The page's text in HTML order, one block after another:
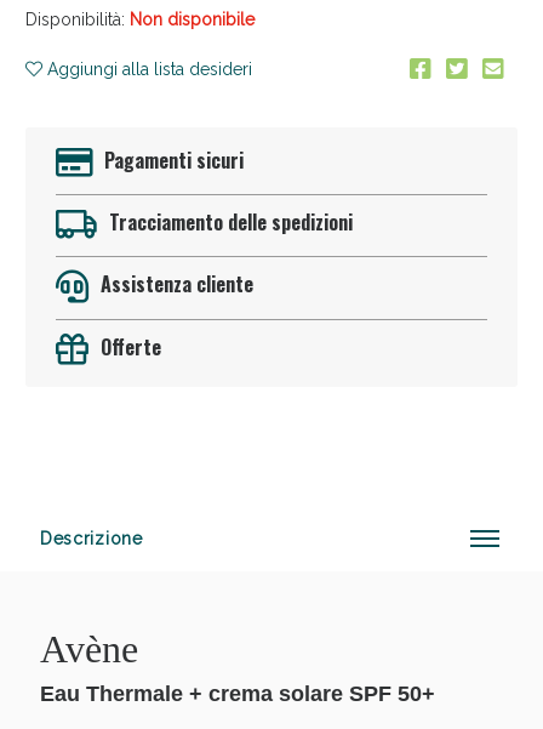
Disponibilità: Non disponibile
Aggiungi alla lista desideri
Pagamenti sicuri
Tracciamento delle spedizioni
Assistenza cliente
Offerte
Descrizione
Avène
Eau Thermale + crema solare SPF 50+
Anticellulite e Fanghi: Sconto fino al 40% valido